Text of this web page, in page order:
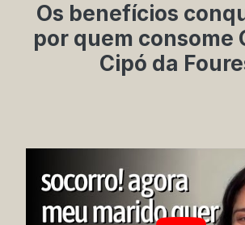
Os benefícios
por quem consome
Cipó da